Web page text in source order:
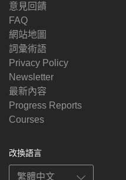
意見回饋
FAQ
網站地圖
詞彙術語
Privacy Policy
Newsletter
最新內容
Progress Reports
Courses
改換語言